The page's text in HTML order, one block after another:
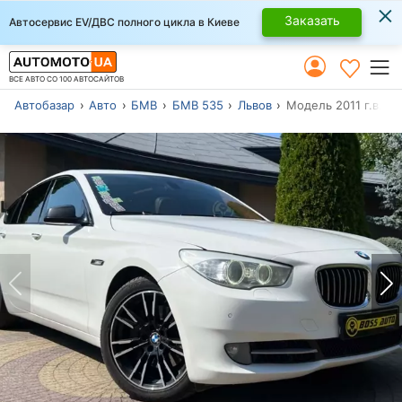
Автосервис EV/ДВС полного цикла в Киеве Заказать ×
ВСЕ АВТО СО 100 АВТОСАЙТОВ
Автобазар Авто БМВ БМВ 535 Львов Модель 2011 г.в.